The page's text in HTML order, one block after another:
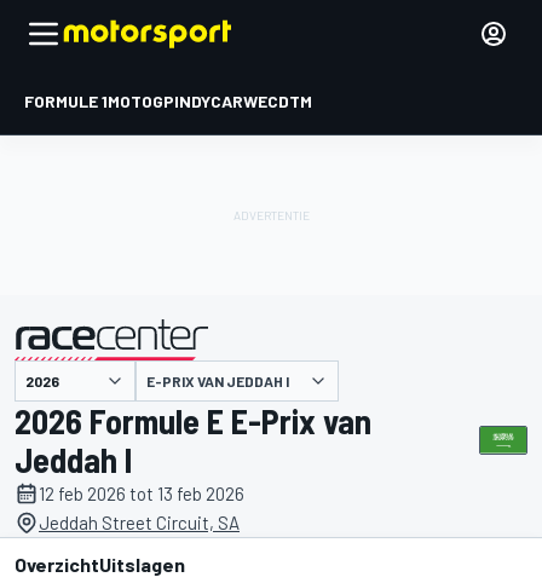
FORMULE 1MOTOGPINDYCARWECDTM
gepresenteerd door E-PRIX VAN JEDDAH I
2026 Formule E E-Prix van
Jeddah I
12 feb 2026 tot 13 feb 2026
Jeddah Street Circuit, SA
OverzichtUitslagen